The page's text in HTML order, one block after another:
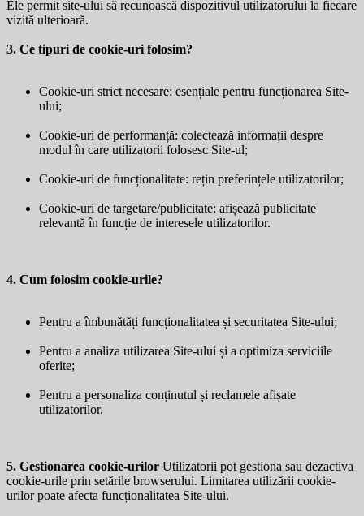
Ele permit site-ului să recunoască dispozitivul utilizatorului la fiecare
vizită ulterioară.
3. Ce tipuri de cookie-uri folosim?
Cookie-uri strict necesare: esențiale pentru funcționarea Site-
ului;
Cookie-uri de performanță: colectează informații despre
modul în care utilizatorii folosesc Site-ul;
Cookie-uri de funcționalitate: rețin preferințele utilizatorilor;
Cookie-uri de targetare/publicitate: afișează publicitate
relevantă în funcție de interesele utilizatorilor.
4. Cum folosim cookie-urile?
Pentru a îmbunătăți funcționalitatea și securitatea Site-ului;
Pentru a analiza utilizarea Site-ului și a optimiza serviciile
oferite;
Pentru a personaliza conținutul și reclamele afișate
utilizatorilor.
5. Gestionarea cookie-urilor Utilizatorii pot gestiona sau dezactiva
cookie-urile prin setările browserului. Limitarea utilizării cookie-
urilor poate afecta funcționalitatea Site-ului.